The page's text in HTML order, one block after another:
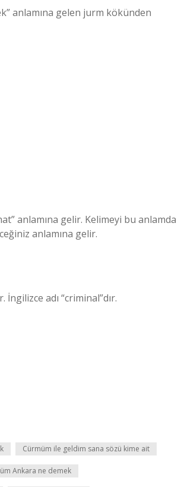
anlamına gelen jurm kökünden
anlamına gelir. Kelimeyi bu anlamda
anlamına gelir.
adı “criminal”dır.
Cürmüm ile geldim sana sözü kime ait
Ankara ne demek